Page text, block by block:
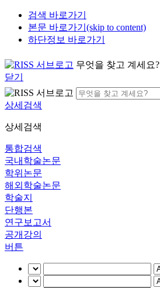
검색 바로가기
본문 바로가기(skip to content)
하단정보 바로가기
무엇을 찾고 계세요?
닫기
상세검색
상세검색
통합검색
국내학술논문
학위논문
해외학술논문
학술지
단행본
연구보고서
공개강의
버튼